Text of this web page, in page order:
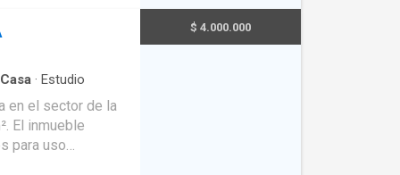
compartido.
integral con
comodidad y
instituciones y
opción para vivir
Casa · Estudio
en el sector de la
El inmueble
para uso
$ 4.000.000